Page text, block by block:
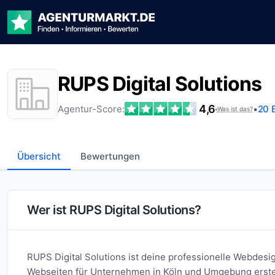
RUPS Digital Solutions
Agentur-Score: 4,6•Was ist das?•20
Übersicht Bewertungen
Wer ist RUPS Digital Solutions?
RUPS Digital Solutions ist deine professionelle
Webseiten für Unternehmen in Köln und Umgebung